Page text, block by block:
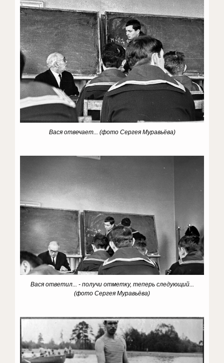
Вася отвечает... (фото Сергея Муравьёва)
Вася ответил... - получи отметку, теперь следующий...
(фото Сергея Муравьёва)